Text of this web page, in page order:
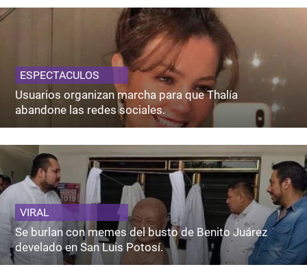
ESPECTACULOS
Usuarios organizan marcha para que Thalía
abandone las redes sociales.
VIRAL
Se burlan con memes del busto de Benito Juárez
develado en San Luis Potosí.